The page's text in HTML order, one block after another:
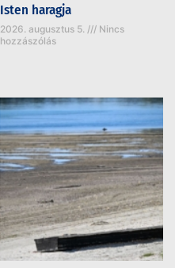
Isten haragja
2026. augusztus 5.
Nincs
hozzászólás